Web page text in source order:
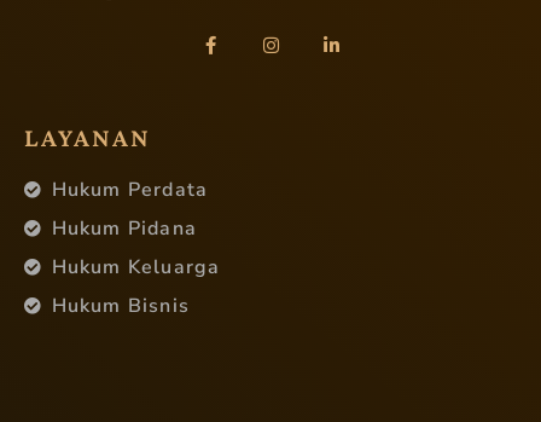
LAYANAN
Hukum Perdata
Hukum Pidana
Hukum Keluarga
Hukum Bisnis